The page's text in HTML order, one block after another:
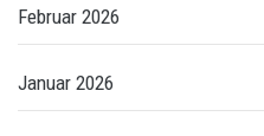
Februar 2026
Januar 2026